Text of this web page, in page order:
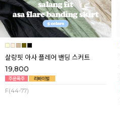
살랑핏 아사 플레어 밴딩 스커트
19,800
F(44-77)